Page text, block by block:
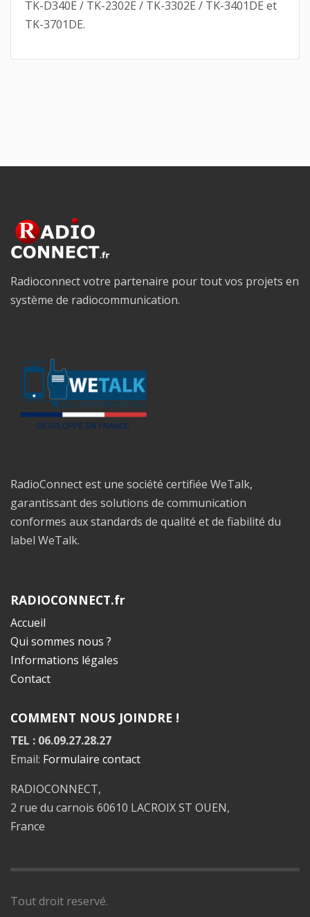
TK-D340E / TK-2302E / TK-3302E / TK-3401DE et
TK-3701DE.
Radioconnect votre partenaire pour tout vos projets en
système de radiocommunication.
RadioConnect est une société certifiée WeTalk,
garantissant des solutions de communication
conformes aux standards de qualité et de fiabilité du
label WeTalk.
RADIOCONNECT.fr
Accueil
Qui sommes nous ?
Informations légales
Contact
COMMENT NOUS JOINDRE !
TEL : 06.09.27.28.27
Email: Formulaire contact
RADIOCONNECT,
2 rue du carnois 60610 LACROIX ST OUEN,
France
Tout droit reservé.